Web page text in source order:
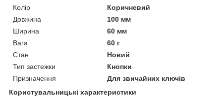
Колір
Коричневий
Довжина
100 мм
Ширина
60 мм
Вага
60 г
Стан
Новий
Тип застежки
Кнопки
Призначення
Для звичайних ключів
Користувальницькі характеристики